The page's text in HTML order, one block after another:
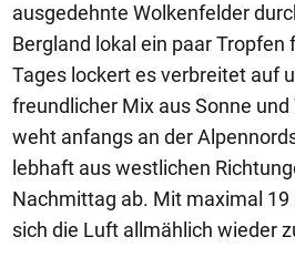
ausgedehnte Wolkenfelder
Bergland lokal ein paar Tropfen
Tages lockert es verbreitet auf
freundlicher Mix aus Sonne und
weht anfangs an der
lebhaft aus westlichen
Nachmittag ab. Mit maximal 19
sich die Luft allmählich wieder